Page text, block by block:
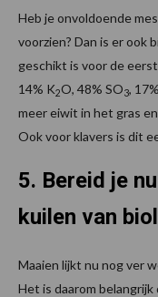
Heb je onvoldoende
voorzien? Dan is er ook
geschikt is voor de
14% K2O, 48% SO3,
meer eiwit in het gras
Ook voor klavers is dit
5. Bereid je
kuilen van
Maaien lijkt nu nog ver
Het is daarom